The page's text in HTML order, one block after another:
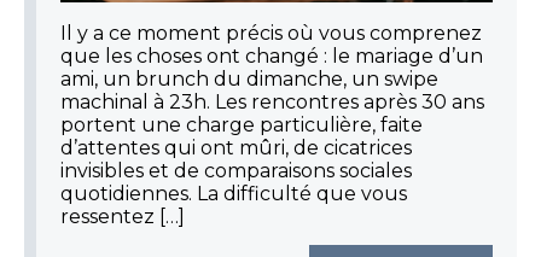
Il y a ce moment précis où vous comprenez
que les choses ont changé : le mariage d’un
ami, un brunch du dimanche, un swipe
machinal à 23h. Les rencontres après 30 ans
portent une charge particulière, faite
d’attentes qui ont mûri, de cicatrices
invisibles et de comparaisons sociales
quotidiennes. La difficulté que vous
ressentez […]